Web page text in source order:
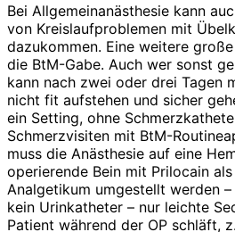
Bei Allgemeinanästhesie kann
von Kreislaufproblemen mit
dazukommen. Eine weitere
die BtM-Gabe. Auch wer sonst
kann nach zwei oder drei Tagen
nicht fit aufstehen und sicher
ein Setting, ohne
Schmerzvisiten mit BtM-
muss die Anästhesie auf eine
operierende Bein mit Prilocain
Analgetikum umgestellt werden
kein Urinkatheter – nur leichte
Patient während der OP schläft,